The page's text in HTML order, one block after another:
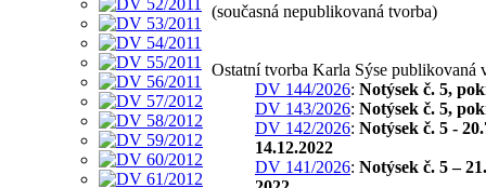
(současná nepublikovaná tvorba)
Ostatní tvorba Karla Sýse publikovaná
DV 144/2026: Notýsek č. 5,
DV 143/2026: Notýsek č. 5,
DV 142/2026: Notýsek č. 5 -
14.12.2022
DV 141/2026: Notýsek č. 5 –